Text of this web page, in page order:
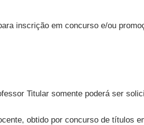
inscrição em concurso e/ou
Titular somente poderá ser
obtido por concurso de títulos